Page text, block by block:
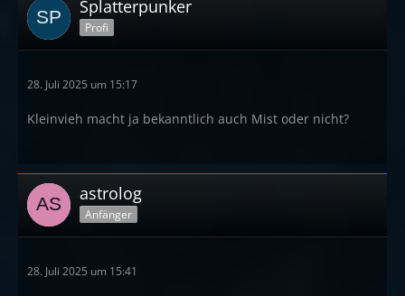
Splatterpunker
Profi
28. Juli 2025 um 15:17
Kleinvieh macht ja bekanntlich auch Mist oder nicht?
astrolog
Anfänger
28. Juli 2025 um 15:41